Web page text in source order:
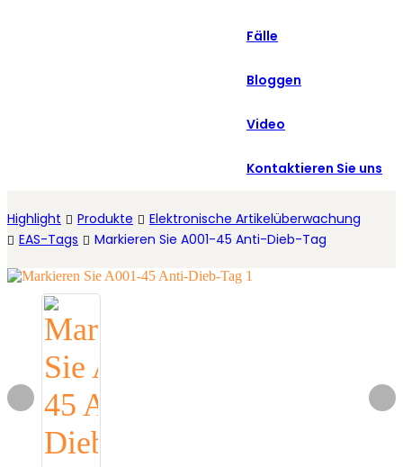
Español
Fälle
Bloggen
Video
Kontaktieren Sie uns
Highlight Produkte
Elektronische Artikelüberwachung
EAS-Tags
Markieren Sie A001-45 Anti-Dieb-Tag